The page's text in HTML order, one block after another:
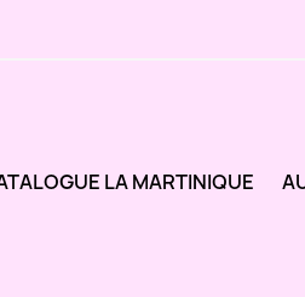
LA MARTINIQUE